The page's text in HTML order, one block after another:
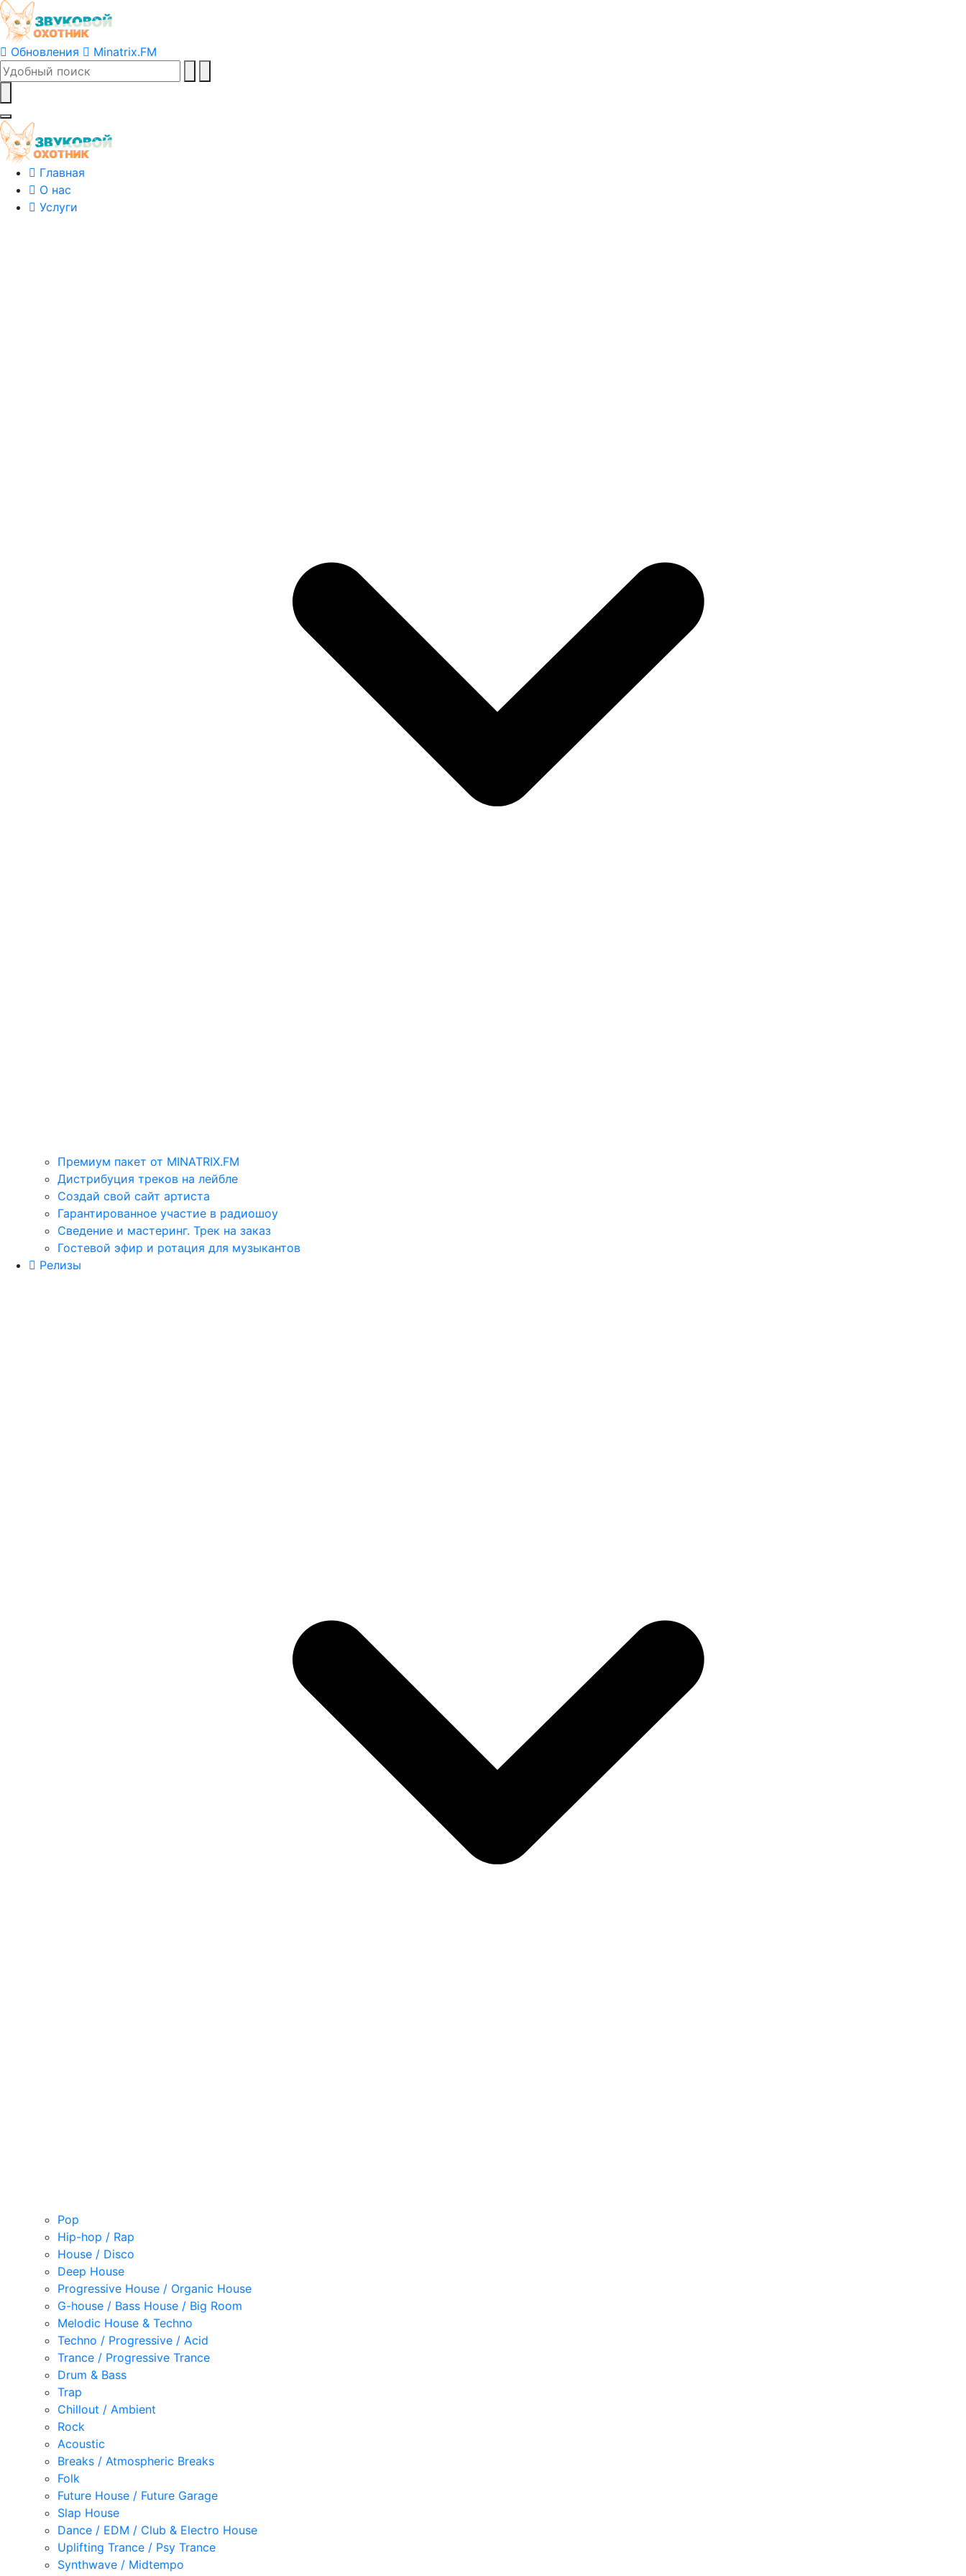
Обновления Minatrix.FM
Главная
О нас
Услуги
Премиум пакет от MINATRIX.FM
Дистрибуция треков на лейбле
Создай свой сайт артиста
Гарантированное участие в радиошоу
Сведение и мастеринг. Трек на заказ
Гостевой эфир и ротация для музыкантов
Релизы
Pop
Hip-hop / Rap
House / Disco
Deep House
Progressive House / Organic House
G-house / Bass House / Big Room
Melodic House & Techno
Techno / Progressive / Acid
Trance / Progressive Trance
Drum & Bass
Trap
Chillout / Ambient
Rock
Acoustic
Breaks / Atmospheric Breaks
Folk
Future House / Future Garage
Slap House
Dance / EDM / Club & Electro House
Uplifting Trance / Psy Trance
Synthwave / Midtempo